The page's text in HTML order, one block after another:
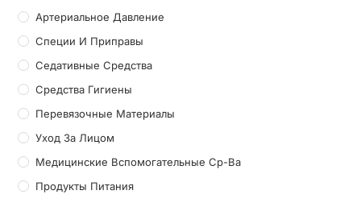
Артериальное Давление
Специи И Приправы
Седативные Средства
Средства Гигиены
Перевязочные Материалы
Уход За Лицом
Медицинские Вспомогательные Ср-Ва
Продукты Питания